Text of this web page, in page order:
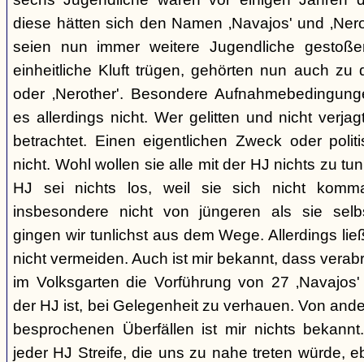
diese hätten sich den Namen ‚Navajos' und
seien nun immer weitere Jugendliche
einheitliche Kluft trügen, gehörten nun auch zu
oder ‚Nerother'. Besondere
es allerdings nicht. Wer gelitten und nicht
betrachtet. Einen eigentlichen Zweck oder
nicht. Wohl wollen sie alle mit der HJ nichts zu
HJ sei nichts los, weil sie sich nicht
insbesondere nicht von jüngeren als sie
gingen wir tunlichst aus dem Wege. Allerdings
nicht vermeiden. Auch ist mir bekannt, dass
im Volksgarten die Vorführung von 27
der HJ ist, bei Gelegenheit zu verhauen. Von
besprochenen Überfällen ist mir nichts
jeder HJ Streife, die uns zu nahe treten würde,